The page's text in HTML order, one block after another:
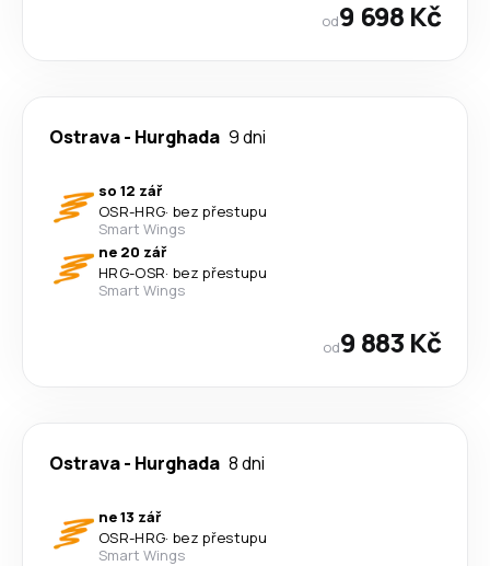
od9 698 Kč
Ostrava- Hurghada 9 dni
so 12 zář
OSR-HRG· bez přestupu
Smart Wings
ne 20 zář
HRG-OSR· bez přestupu
Smart Wings
od9 883 Kč
Ostrava- Hurghada 8 dni
ne 13 zář
OSR-HRG· bez přestupu
Smart Wings